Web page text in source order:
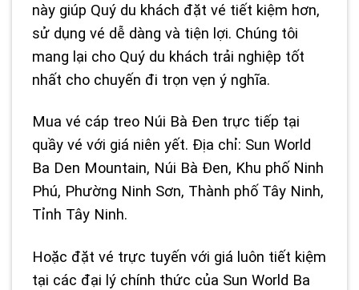
này giúp Quý du khách đặt vé tiết kiệm hơn,
sử dụng vé dễ dàng và tiện lợi. Chúng tôi
mang lại cho Quý du khách trải nghiệp tốt
nhất cho chuyến đi trọn vẹn ý nghĩa.
Mua vé cáp treo Núi Bà Đen trực tiếp tại
quầy vé với giá niên yết. Địa chỉ: Sun World
Ba Den Mountain, Núi Bà Đen, Khu phố Ninh
Phú, Phường Ninh Sơn, Thành phố Tây Ninh,
Tỉnh Tây Ninh.
Hoặc đặt vé trực tuyến với giá luôn tiết kiệm
tại các đại lý chính thức của Sun World Ba